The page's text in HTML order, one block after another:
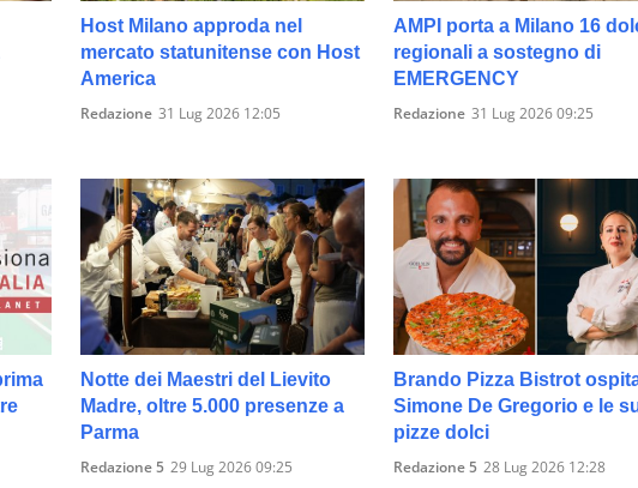
Host Milano approda nel
mercato statunitense con Host
America
Redazione 31 Lug 2026 12:05
AMPI porta a Milano 16
regionali a sostegno di
EMERGENCY
Redazione 31 Lug 2026 09:25
Notte dei Maestri del Lievito
Madre, oltre 5.000 presenze a
Parma
Redazione 5 29 Lug 2026 09:25
Brando Pizza Bistrot
Simone De Gregorio e le
pizze dolci
Redazione 5 28 Lug 2026 12:28